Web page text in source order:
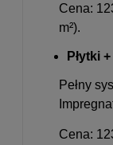
Cena:
m²).
Płytki
Pełny
Cena: